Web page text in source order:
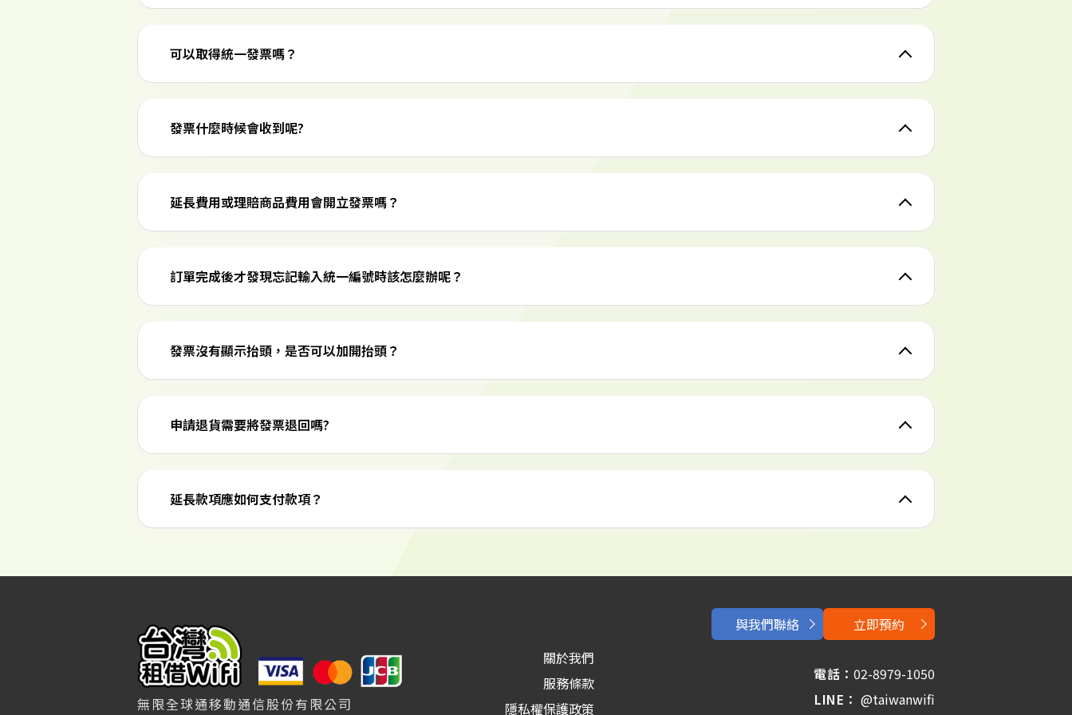
可以取得統一發票嗎？
發票什麼時候會收到呢?
延長費用或理賠商品費用會開立發票嗎？
訂單完成後才發現忘記輸入統一編號時該怎麼辦呢？
發票沒有顯示抬頭，是否可以加開抬頭？
申請退貨需要將發票退回嗎?
延長款項應如何支付款項？
關於我們
服務條款
隱私權保護政策
無限全球通移動通信股份有限公司
與我們聯絡 立即預約
電話： 02-8979-1050
LINE： @taiwanwifi